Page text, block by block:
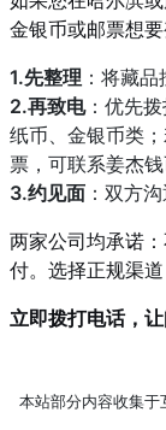
金银币或邮票想
1.先整理 ：将藏
2.再致电：优先
纸币、金银币类
票，可联系姜杰
3.约见面 ：双方
两家公司均承诺
付。选择正规渠
立即拨打电话，
本站部分内容收集于